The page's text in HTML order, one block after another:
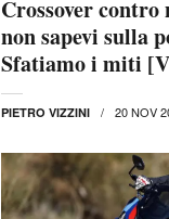
Crossover contro
non sapevi sulla
Sfatiamo i miti
PIETRO VIZZINI 20 NOV